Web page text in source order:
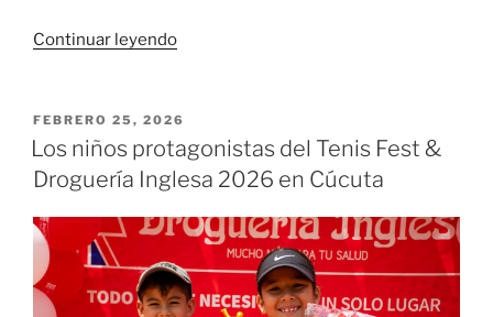
Continuar leyendo«Gobernadora
del
Cauca
rindió
a
jóvenes
de
PUBLICADO
EL
FEBRERO 25, 2026
Los niños protagonistas del Tenis Fest &
Droguería Inglesa 2026 en Cúcuta